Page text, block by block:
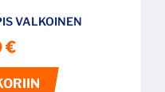
VALKOINEN
€